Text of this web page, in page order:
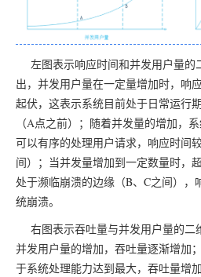
左图表示响应时间和并发用户量的
出，并发用户量在一定量增加时，响
起伏，这表示系统目前处于日常运行
（A点之前）；随着并发量的增加，
可以有序的处理用户请求，响应时间
间）；当并发量增加到一定数量时，
处于濒临崩溃的边缘（B、C之间），
统崩溃。
右图表示吞吐量与并发用户量的二
并发用户量的增加，吞吐量逐渐增加
于系统处理能力达到最大，吞吐量增